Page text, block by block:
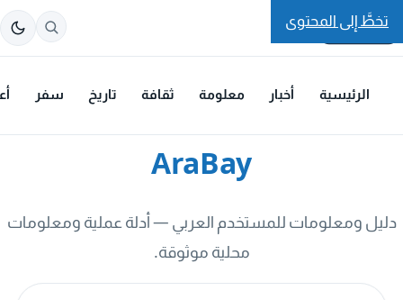
تخطَّ إلى المحتوى
الرئيسية أخبار معلومة ثقافة تاريخ سفر
AraBay
دليل ومعلومات للمستخدم العربي — أدلة عملية ومعلومات
محلية موثوقة.